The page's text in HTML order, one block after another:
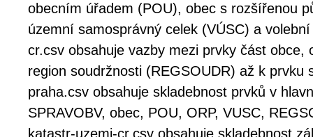
obecním úřadem (POU), obec s rozšířenou
územní samosprávný celek (VÚSC) a
cr.csv obsahuje vazby mezi prvky část obce,
region soudržnosti (REGSOUDR) až k prvku
praha.csv obsahuje skladebnost prvků v
SPRAVOBV, obec, POU, ORP, VUSC,
katastr-uzemi-cr.csv obsahuje skladebnost